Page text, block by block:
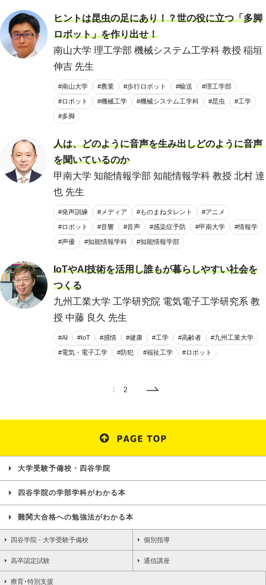
ヒントは昆虫の足にあり！？世の役に立つ「多脚
ロボット」を作り出せ！
南山大学 理工学部 機械システム工学科 教授 稲垣
伸吉 先生
#南山大学 #農業 #歩行ロボット #輸送 #理工学部
#ロボット #機械工学 #機械システム工学科 #昆虫 #工学
#多脚
人は、どのように音声を生み出しどのように音声
を聞いているのか
甲南大学 知能情報学部 知能情報学科 教授 北村 達
也 先生
#発声訓練 #メディア #ものまねタレント #アニメ
#ロボット #音響 #音声 #感染症予防 #甲南大学 #情報学
#声優 #知能情報学科 #知能情報学部
IoTやAI技術を活用し誰もが暮らしやすい社会を
つくる
九州工業大学 工学研究院 電気電子工学研究系 教
授 中藤 良久 先生
#AI #IoT #感情 #健康 #工学 #高齢者 #九州工業大学
#電気・電子工学 #防犯 #福祉工学 #ロボット
1 2
大学受験予備校・四谷学院
四谷学院の学部学科がわかる本
難関大合格への勉強法がわかる本
四谷学院 - 大学受験予備校 個別指導
高卒認定試験 通信講座
療育･特別支援